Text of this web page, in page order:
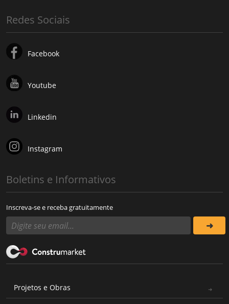
Redes Sociais
Facebook
Youtube
Linkedin
Instagram
Boletins e Informativos
Inscreva-se e receba gratuitamente
Projetos e Obras